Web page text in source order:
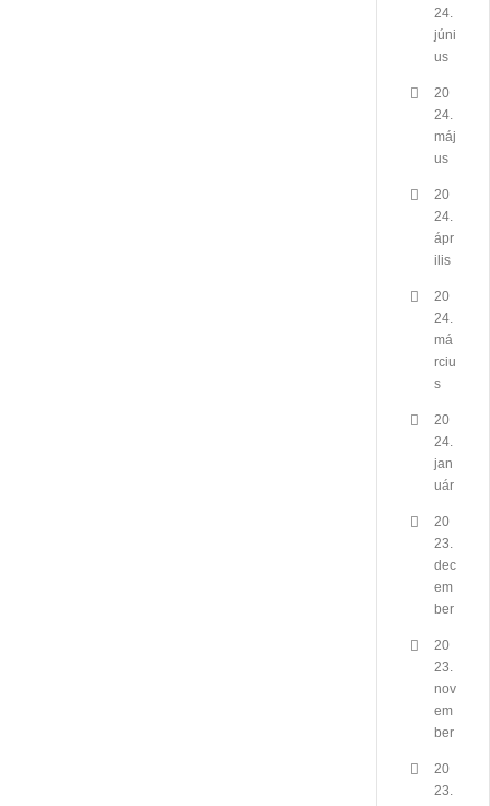
24.
júni
us
20
24.
máj
us
20
24.
ápr
ilis
20
24.
má
rciu
s
20
24.
jan
uár
20
23.
dec
em
ber
20
23.
nov
em
ber
20
23.